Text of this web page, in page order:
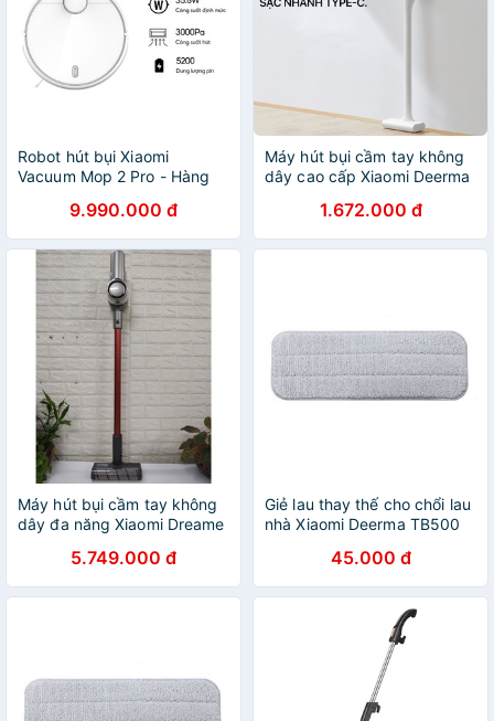
Robot hút bụi Xiaomi
Vacuum Mop 2 Pro - Hàng
9.990.000 đ
Máy hút bụi cầm tay không
dây cao cấp Xiaomi Deerma
1.672.000 đ
Máy hút bụi cầm tay không
dây đa năng Xiaomi Dreame
5.749.000 đ
Giẻ lau thay thế cho chổi lau
nhà Xiaomi Deerma TB500
45.000 đ